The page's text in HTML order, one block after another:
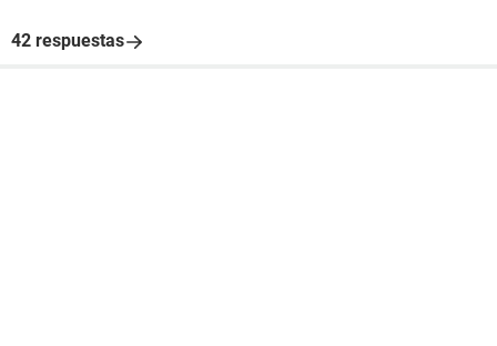
42 respuestas